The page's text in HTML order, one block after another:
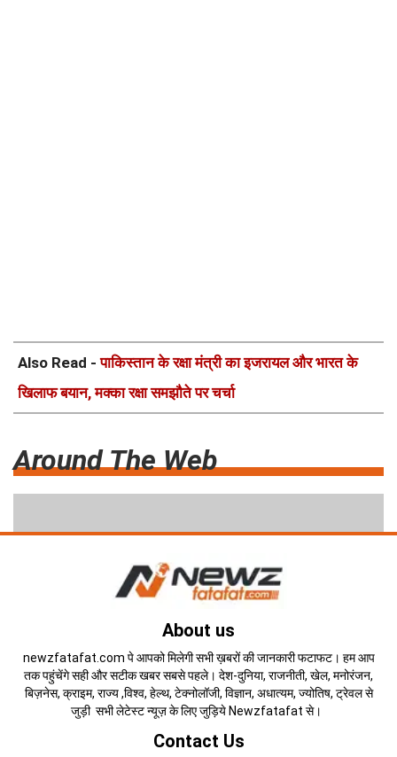
Also Read -पाकिस्तान के रक्षा मंत्री का इजरायल और भारत के
खिलाफ बयान, मक्का रक्षा समझौते पर चर्चा
Around The Web
About us
newzfatafat.com पे आपको मिलेगी सभी ख़बरों की जानकारी फटाफट। हम आप
तक पहुंचेंगे सही और सटीक खबर सबसे पहले। देश-दुनिया, राजनीती, खेल, मनोरंजन,
बिज़नेस, क्राइम, राज्य ,विश्व, हेल्थ, टेक्नोलॉजी, विज्ञान, अधात्यम, ज्योतिष, ट्रेवल से
जुड़ी सभी लेटेस्ट न्यूज़ के लिए जुड़िये Newzfatafat से।
Contact Us